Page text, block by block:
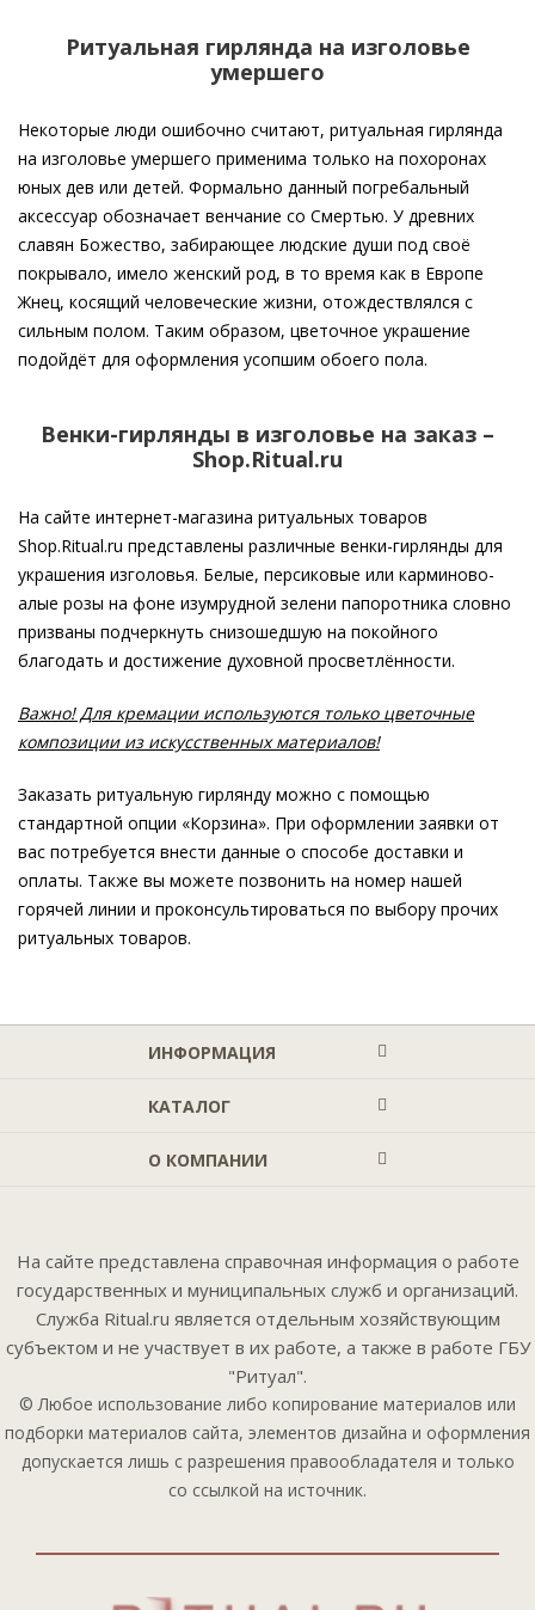
Ритуальная гирлянда на изголовье
умершего
Некоторые люди ошибочно считают, ритуальная гирлянда
на изголовье умершего применима только на похоронах
юных дев или детей. Формально данный погребальный
аксессуар обозначает венчание со Смертью. У древних
славян Божество, забирающее людские души под своё
покрывало, имело женский род, в то время как в Европе
Жнец, косящий человеческие жизни, отождествлялся с
сильным полом. Таким образом, цветочное украшение
подойдёт для оформления усопшим обоего пола.
Венки-гирлянды в изголовье на заказ –
Shop.Ritual.ru
На сайте интернет-магазина ритуальных товаров
Shop.Ritual.ru представлены различные венки-гирлянды для
украшения изголовья. Белые, персиковые или карминово-
алые розы на фоне изумрудной зелени папоротника словно
призваны подчеркнуть снизошедшую на покойного
благодать и достижение духовной просветлённости.
Важно! Для кремации используются только цветочные
композиции из искусственных материалов!
Заказать ритуальную гирлянду можно с помощью
стандартной опции «Корзина». При оформлении заявки от
вас потребуется внести данные о способе доставки и
оплаты. Также вы можете позвонить на номер нашей
горячей линии и проконсультироваться по выбору прочих
ритуальных товаров.
ИНФОРМАЦИЯ
КАТАЛОГ
О КОМПАНИИ
На сайте представлена справочная информация о работе
государственных и муниципальных служб и организаций.
Служба Ritual.ru является отдельным хозяйствующим
субъектом и не участвует в их работе, а также в работе ГБУ
"Ритуал".
© Любое использование либо копирование материалов или
подборки материалов сайта, элементов дизайна и оформления
допускается лишь с разрешения правообладателя и только
со ссылкой на источник.